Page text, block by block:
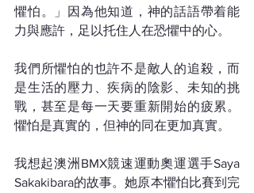
懼怕。」因為他知道，神的話語帶着能
力與應許，足以托住人在恐懼中的心。
我們所懼怕的也許不是敵人的追殺，而
是生活的壓力、疾病的陰影、未知的挑
戰，甚至是每一天要重新開始的疲累。
懼怕是真實的，但神的同在更加真實。
我想起澳洲BMX競速運動奧運選手Saya
Sakakibara的故事。她原本懼怕比賽到完